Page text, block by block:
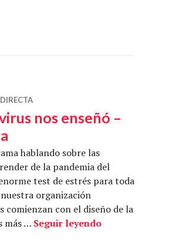
nos enseñó –
hablando sobre las
de la pandemia del
test de estrés para toda
organización
comienzan con el diseño de la
más … Seguir leyendoLo que el